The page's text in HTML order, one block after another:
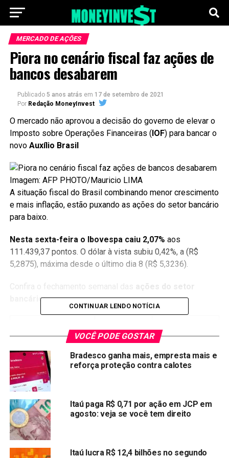
MERCADO DE AÇÕES
Piora no cenário fiscal faz ações de
bancos desabarem
Publicado 5 anos atrás em 17 de setembro de 2021
Por Redação MoneyInvest
O mercado não aprovou a decisão do governo de elevar o
Imposto sobre Operações Financeiras (IOF) para bancar o
novo Auxílio Brasil
Imagem: AFP PHOTO/Mauricio LIMA
A situação fiscal do Brasil combinando menor crescimento
e mais inflação, estão puxando as ações do setor bancário
para baixo.
Nesta sexta-feira o Ibovespa caiu 2,07% aos
111.439,37 pontos. O dólar à vista subiu 0,42%, a (R$
5,2875), máxima desde o último dia 8 (R$ 5,3236).
Confira o fechamento semanal das
ações do setor
bancário:
semana
fechamento
ABC BRASIL (ABCB4)
-6.16%
R$ 27,11
BANCO INTER (BIDI11)
-4.21%
R$ 60,01
BANCO PAN (BPAN4)
BANRISUL (BRSR6)
+0,25%
R$ 11,94
BRADESCO (BBDC4)
-6,01%
R$ 20,02
BANCO DO BRASIL
(BBAS3)
CONTINUAR LENDO NOTÍCIA
VOCÊ PODE GOSTAR
Bradesco ganha mais, empresta mais e
reforça proteção contra calotes
Itaú paga R$ 0,71 por ação em JCP em
agosto: veja se você tem direito
Itaú lucra R$ 12,4 bilhões no segundo